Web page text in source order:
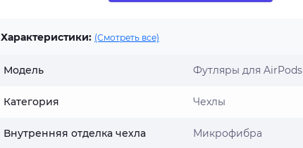
Характеристики: (Смотреть все)
Модель Футляры для AirPods
Категория Чехлы
Внутренняя отделка чехла Микрофибра